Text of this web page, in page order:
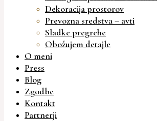
Dekoracija prostorov
Prevozna sredstva – avti
Sladke pregrehe
Obožujem detajle
O meni
Press
Blog
Zgodbe
Kontakt
Partnerji